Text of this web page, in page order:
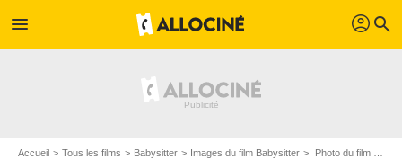
menu profil search
Accueil Tous les films Babysitter Images du film Babysitter Photo du film Babysitter - Photo 19